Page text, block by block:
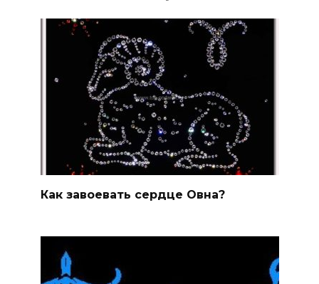
Как завоевать сердце Овна?